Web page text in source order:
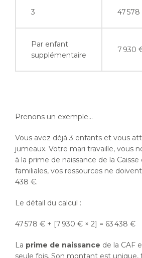
3 47
Par enfant
supplémentaire
7 930
Prenons un exemple…
Vous avez déjà 3 enfants et vous
jumeaux. Votre mari travaille, vous
à la prime de naissance de la Caisse
familiales, vos ressources ne
438 €.
Le détail du calcul :
47 578 € + [7 930 € × 2] = 63 438 €
La prime de naissance de la CAF
seule fois. Son montant est unique,